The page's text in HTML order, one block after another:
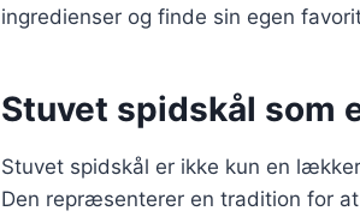
ingredienser og finde sin egen
Stuvet spidskål som
Stuvet spidskål er ikke kun en
Den repræsenterer en tradition for